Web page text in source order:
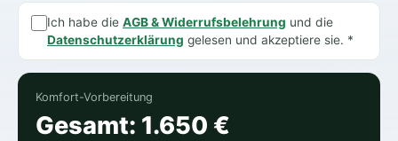
Ich habe die AGB & Widerrufsbelehrung und die
Datenschutzerklärung gelesen und akzeptiere sie. *
Komfort-Vorbereitung
Gesamt: 1.650 €